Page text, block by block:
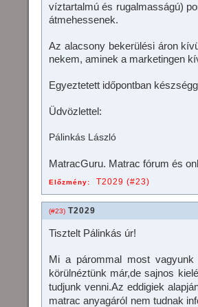
víztartalmú és rugalmasságú)
átmehessenek.
Az alacsony bekerülési áron
nekem, aminek a marketingen
Egyeztetett időpontban
Üdvözlettel:
Pálinkás László
MatracGuru. Matrac fórum és
Előzmény: T2029 (#23)
(#23) T2029
Tisztelt Pálinkás úr!
Mi a párommal most vagyunk
körülnéztünk már,de sajnos
tudjunk venni.Az eddigiek
matrac anyagáról nem tudnak